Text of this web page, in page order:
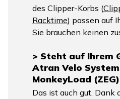
des Clipper-Korbs (
Racktime) passen auf
Sie brauchen keinen
> Steht auf Ihrem
Atran Velo
MonkeyLoad
Das ist auch gut. Dank